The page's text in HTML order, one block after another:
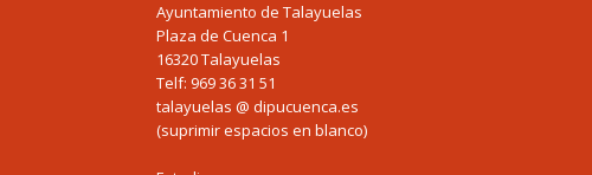
Ayuntamiento de Talayuelas
Plaza de Cuenca 1
16320 Talayuelas
Telf: 969 36 31 51
talayuelas @ dipucuenca.es
(suprimir espacios en blanco)